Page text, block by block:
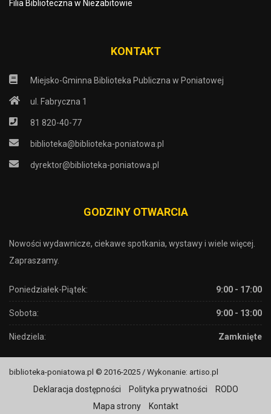
Filia Biblioteczna w Niezabitowie
KONTAKT
Miejsko-Gminna Biblioteka Publiczna w Poniatowej
ul. Fabryczna 1
81 820-40-77
biblioteka@biblioteka-poniatowa.pl
dyrektor@biblioteka-poniatowa.pl
GODZINY OTWARCIA
Nowości wydawnicze, ciekawe spotkania, wystawy i wiele więcej.
Zapraszamy.
Poniedziałek-Piątek: 9:00 - 17:00
Sobota: 9:00 - 13:00
Niedziela: Zamknięte
biblioteka-poniatowa.pl © 2016-2025 / Wykonanie: artiso.pl
Deklaracja dostępności Polityka prywatności
RODO
Mapa strony
Kontakt